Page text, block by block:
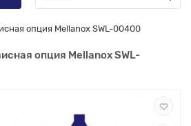
опция Mellanox SWL-00400
опция Mellanox SWL-